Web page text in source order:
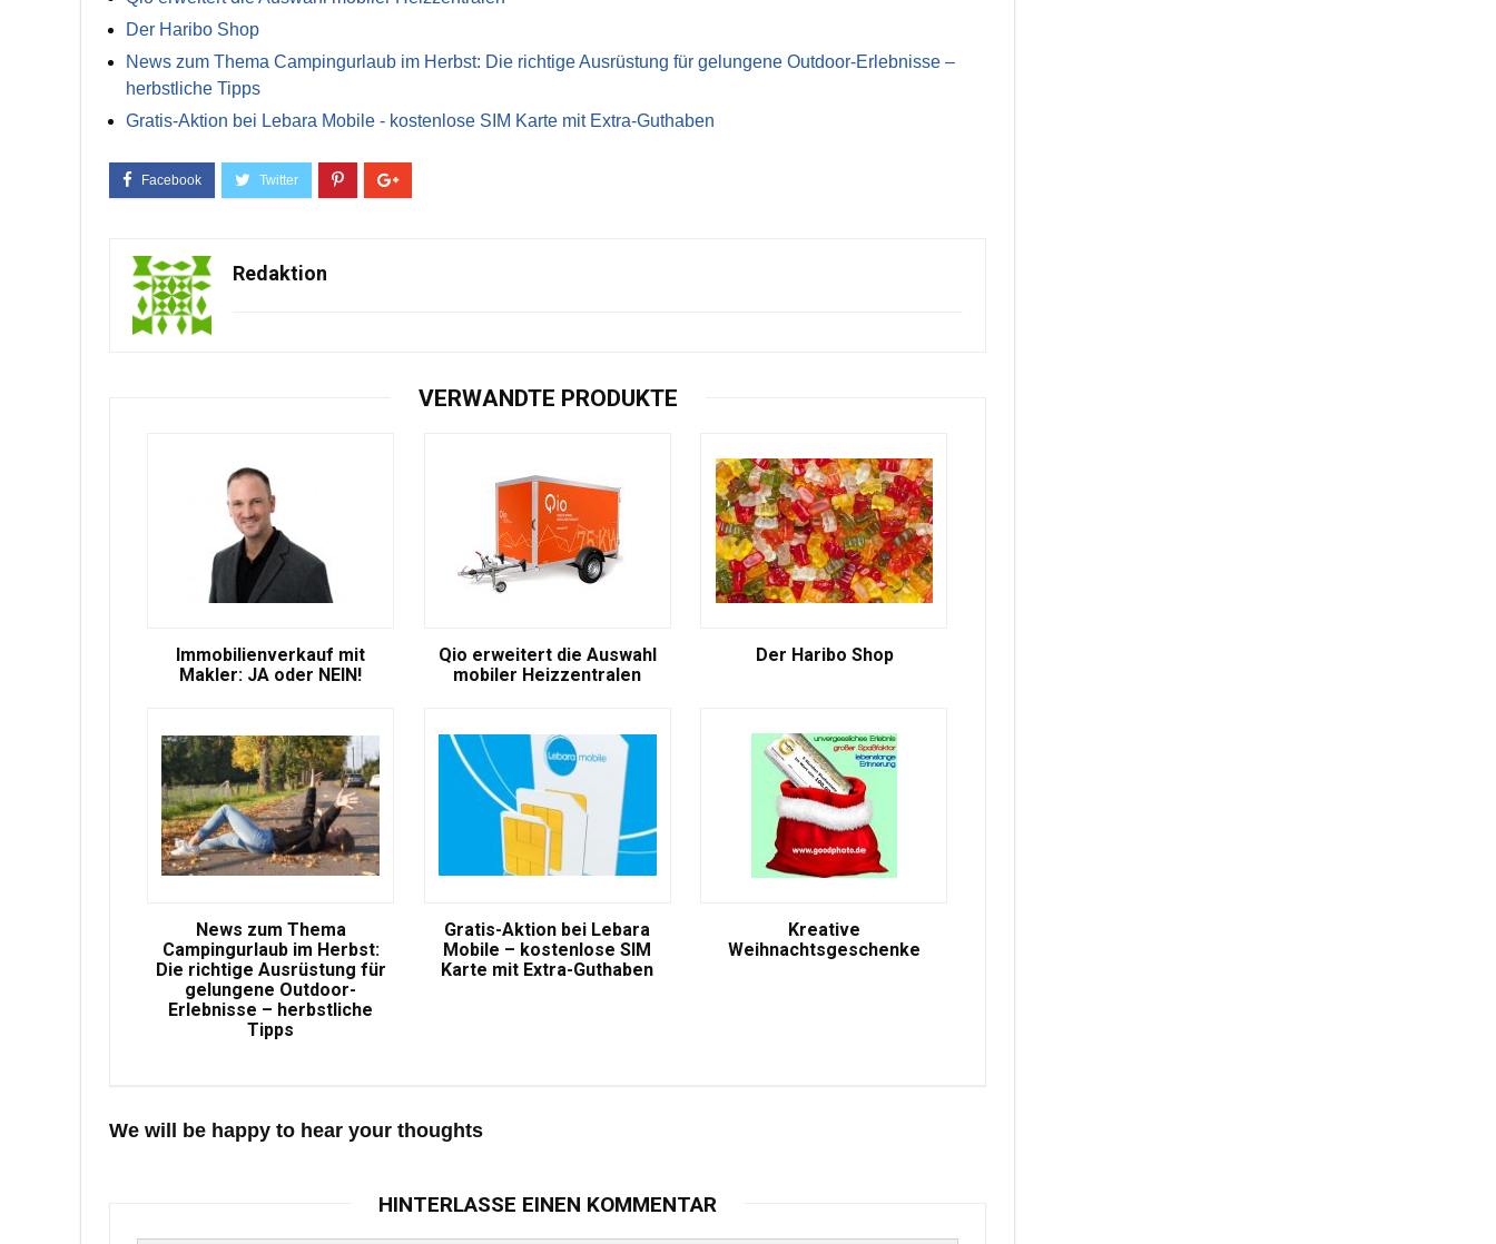
Der Haribo Shop
News zum Thema Campingurlaub im Herbst: Die richtige Ausrüstung für gelungene Outdoor-Erlebnisse –
herbstliche Tipps
Gratis-Aktion bei Lebara Mobile - kostenlose SIM Karte mit Extra-Guthaben
Redaktion
VERWANDTE PRODUKTE
Immobilienverkauf mit
Makler: JA oder NEIN!
Qio erweitert die Auswahl
mobiler Heizzentralen
Der Haribo Shop
News zum Thema
Campingurlaub im Herbst:
Die richtige Ausrüstung für
gelungene Outdoor-
Erlebnisse – herbstliche
Tipps
Gratis-Aktion bei Lebara
Mobile – kostenlose SIM
Karte mit Extra-Guthaben
Kreative
Weihnachtsgeschenke
We will be happy to hear your thoughts
HINTERLASSE EINEN KOMMENTAR